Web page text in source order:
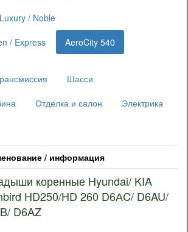
/ Noble
/ Express
AeroCity 540
Шасси
Отделка и салон
Электрика
/ информация
коренные Hyundai/ KIA
HD250/HD 260 D6АC/ D6AU/
D6AZ